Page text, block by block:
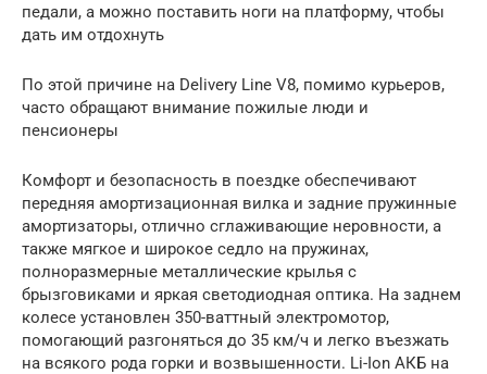
педали, а можно поставить ноги на платформу, чтобы
дать им отдохнуть
По этой причине на Delivery Line V8, помимо курьеров,
часто обращают внимание пожилые люди и
пенсионеры
Комфорт и безопасность в поездке обеспечивают
передняя амортизационная вилка и задние пружинные
амортизаторы, отлично сглаживающие неровности, а
также мягкое и широкое седло на пружинах,
полноразмерные металлические крылья с
брызговиками и яркая светодиодная оптика. На заднем
колесе установлен 350-ваттный электромотор,
помогающий разгоняться до 35 км/ч и легко въезжать
на всякого рода горки и возвышенности. Li-Ion АКБ на